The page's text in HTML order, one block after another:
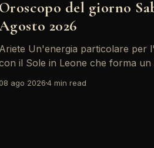
Oroscopo del giorno
2026
Ariete Un'energia particolare per l'Ariete oggi,
il Sole in Leone che forma un
comunicazione e i legami sociali,
ago 20264 min read